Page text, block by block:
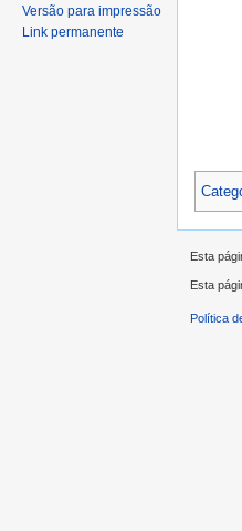
Versão para impressão
Link permanente
Esta
Esta
Política